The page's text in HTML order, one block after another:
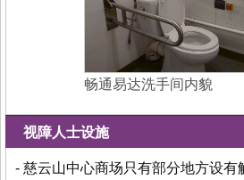
畅通易达洗手间内貌
视障人士设施
- 慈云山中心商场只有部分地方设有